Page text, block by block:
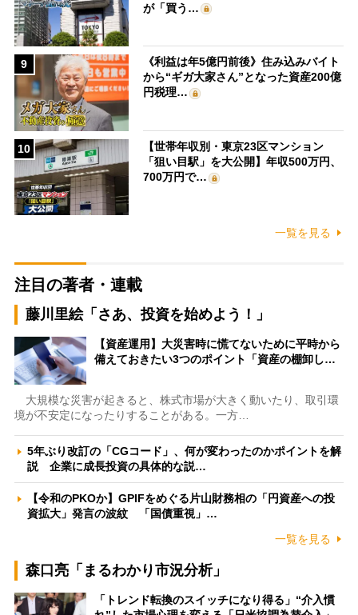
が「買う…
9
《利益は年5億円前後》住み込みバイト
から“ギガ大家さん”となった資産200億
円税理…
10
【世帯年収別・東京23区マンション
「狙い目駅」を大公開】年収500万円、
700万円で…
一覧を見る
注目の著者・連載
藤川里絵「さあ、投資を始めよう！」
【資産運用】大災害時に慌てないために平時から
備えておきたい3つのポイント「資産の棚卸し…
大規模な災害が起きると、株式市場が大きく動いたり、取引環
境が不安定になったりすることがある。一方…
5年ぶり改訂の「CGコード」、何が変わったのかポイントを解
説 企業に成長投資の具体的な説…
【令和のPKOか】GPIFをめぐる片山財務相の「円資産への投
資拡大」発言の波紋 「国債重視」…
一覧を見る
森口亮「まるわかり市況分析」
「トレンド転換のスイッチになり得る」“介入慣